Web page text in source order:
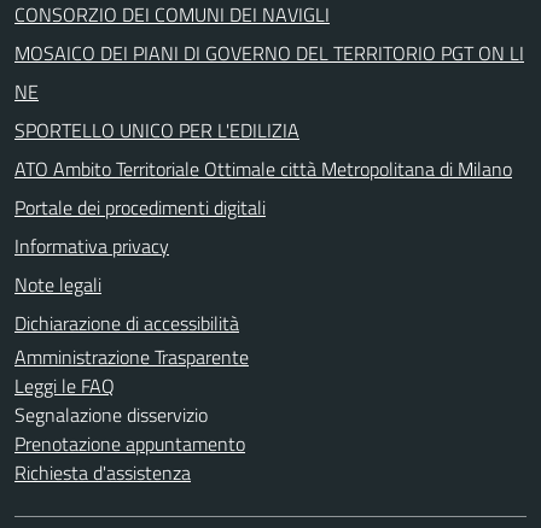
CONSORZIO DEI COMUNI DEI NAVIGLI
MOSAICO DEI PIANI DI GOVERNO DEL TERRITORIO PGT ON LI
NE
SPORTELLO UNICO PER L'EDILIZIA
ATO Ambito Territoriale Ottimale città Metropolitana di Milano
Portale dei procedimenti digitali
Informativa privacy
Note legali
Dichiarazione di accessibilità
Amministrazione Trasparente
Leggi le FAQ
Segnalazione disservizio
Prenotazione appuntamento
Richiesta d'assistenza